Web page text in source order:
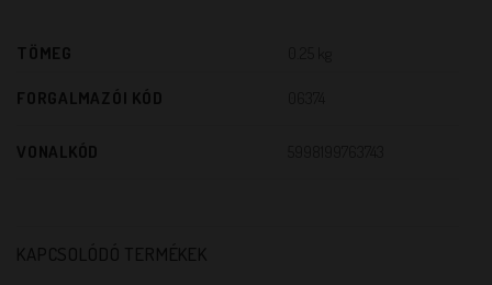
TÖMEG
FORGALMAZÓI KÓD
VONALKÓD
KAPCSOLÓDÓ TERMÉKEK